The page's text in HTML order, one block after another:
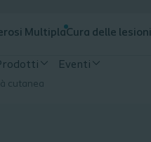
MultiplaCura delle lesioni
Eventi
cutanea